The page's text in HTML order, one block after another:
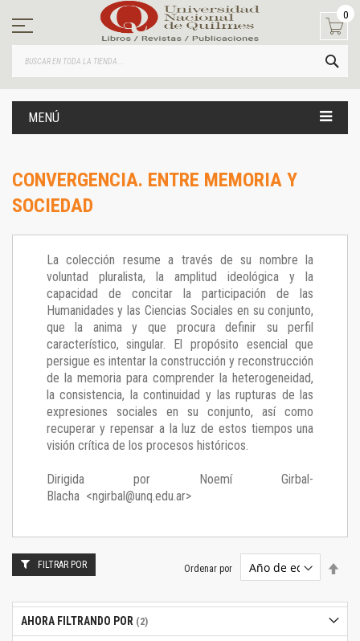
contenido
0
MENÚ
CONVERGENCIA. ENTRE MEMORIA Y
SOCIEDAD
La colección resume a través de su nombre la
voluntad pluralista, la amplitud ideológica y la
capacidad de concitar la participación de las
Humanidades y las Ciencias Sociales en su conjunto,
que la anima y que procura definir su perfil
característico, singular. El propósito esencial que
persigue es intentar la construcción y reconstrucción
de la memoria para comprender la heterogeneidad,
la consistencia, la continuidad y las rupturas de las
expresiones sociales en su conjunto, así como
recuperar y repensar a la luz de estos tiempos una
visión crítica de los procesos históricos.
Dirigida por Noemí Girbal-
Blacha <ngirbal@unq.edu.ar>
Ordenar por
FILTRAR POR
AHORA FILTRANDO POR